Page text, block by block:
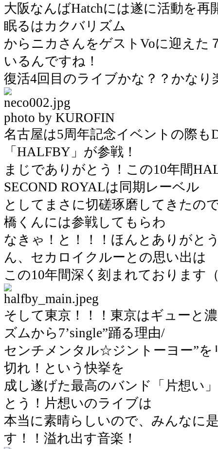
大阪なんばHatchには遂に活動を再
眠るはカクバリズム
からニカさんをゲストVoに迎えた
いるんですね！
復活4回目のライブかな？？かなり
photo by KUROFIN
名古屋は5周年記念イベントの際も
「HALFBY」が参戦！
まじでありがとう！この10年間
SECOND ROYALは同期レーベル
としてまさに切磋琢磨してきたの
橋くんには参戦してもらわ
なきゃ！と！！！ほんとありがと
ん、セカロイクルーとの思い出は
この10年間深く刻まれております
そして東京！！！東京はギューと
ズムから7’single”踊る理由/
センチメンタル☆ジントーヨー”を
切れ！という快挙を
成し遂げた最高のバンド「片想い
とう！片想いのライブは
本当に素晴らしいので、みんなに
す！！溢れ出す音楽！